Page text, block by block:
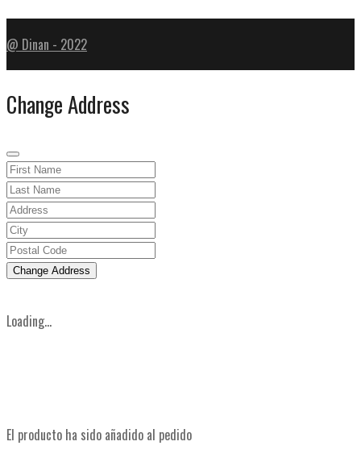
@ Dinan - 2022
Change Address
Change Address
Loading...
El producto ha sido añadido al pedido